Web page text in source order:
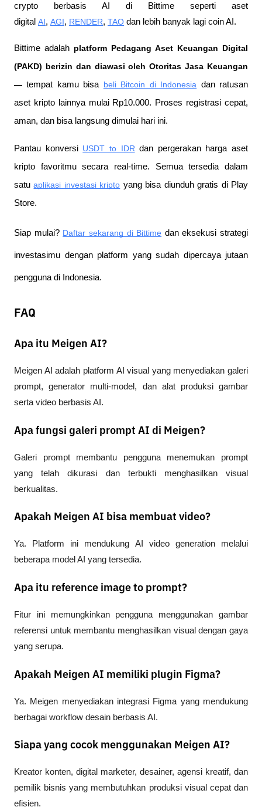
crypto berbasis AI di Bittime seperti aset
digital AI, AGI, RENDER, TAO dan lebih banyak lagi coin AI.
Bittime adalah platform Pedagang Aset Keuangan Digital
(PAKD) berizin dan diawasi oleh Otoritas Jasa Keuangan
— tempat kamu bisa beli Bitcoin di Indonesia dan ratusan
aset kripto lainnya mulai Rp10.000. Proses registrasi cepat,
aman, dan bisa langsung dimulai hari ini.
Pantau konversi USDT to IDR dan pergerakan harga aset
kripto favoritmu secara real-time. Semua tersedia dalam
satu aplikasi investasi kripto yang bisa diunduh gratis di Play
Store.
Siap mulai? Daftar sekarang di Bittime dan eksekusi strategi
investasimu dengan platform yang sudah dipercaya jutaan
pengguna di Indonesia.
FAQ
Apa itu Meigen AI?
Meigen AI adalah platform AI visual yang menyediakan galeri
prompt, generator multi-model, dan alat produksi gambar
serta video berbasis AI.
Apa fungsi galeri prompt AI di Meigen?
Galeri prompt membantu pengguna menemukan prompt
yang telah dikurasi dan terbukti menghasilkan visual
berkualitas.
Apakah Meigen AI bisa membuat video?
Ya. Platform ini mendukung AI video generation melalui
beberapa model AI yang tersedia.
Apa itu reference image to prompt?
Fitur ini memungkinkan pengguna menggunakan gambar
referensi untuk membantu menghasilkan visual dengan gaya
yang serupa.
Apakah Meigen AI memiliki plugin Figma?
Ya. Meigen menyediakan integrasi Figma yang mendukung
berbagai workflow desain berbasis AI.
Siapa yang cocok menggunakan Meigen AI?
Kreator konten, digital marketer, desainer, agensi kreatif, dan
pemilik bisnis yang membutuhkan produksi visual cepat dan
efisien.